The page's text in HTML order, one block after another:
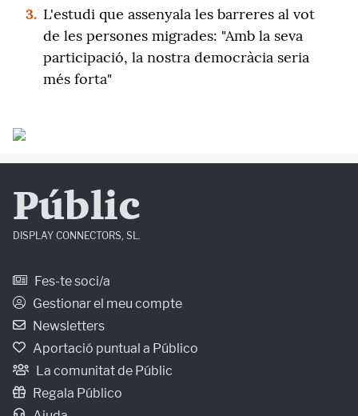
3. L'estudi que assenyala les barreres al vot
de les persones migrades: "Amb la seva
participació, la nostra democràcia seria
més forta"
Públic
DISPLAY CONNECTORS, SL.
Fes-te soci/a
Gestionar el meu compte
Newsletters
Aportació puntual a Público
La comunitat de Públic
Regala Público